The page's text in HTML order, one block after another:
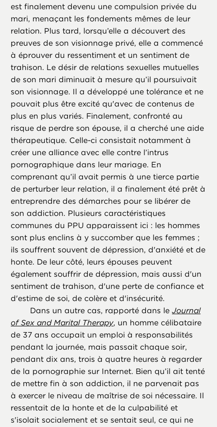
est finalement devenu une compulsion privée du
mari, menaçant les fondements mêmes de leur
relation. Plus tard, lorsqu’elle a découvert des
preuves de son visionnage privé, elle a commencé
à éprouver du ressentiment et un sentiment de
trahison. Le désir de relations sexuelles mutuelles
de son mari diminuait à mesure qu’il poursuivait
son visionnage. Il a développé une tolérance et ne
pouvait plus être excité qu'avec de contenus de
plus en plus variés. Finalement, confronté au
risque de perdre son épouse, il a cherché une aide
thérapeutique. Celle-ci consistait notamment à
créer une alliance avec elle contre l’intrus
pornographique dans leur mariage. En
comprenant qu’il avait permis à une tierce partie
de perturber leur relation, il a finalement été prêt à
entreprendre des démarches pour se libérer de
son addiction. Plusieurs caractéristiques
communes du PPU apparaissent ici : les hommes
sont plus enclins à y succomber que les femmes ;
ils souffrent souvent de dépression, d'anxiété et de
honte. De leur côté, leurs épouses peuvent
également souffrir de dépression, mais aussi d'un
sentiment de trahison, d'une perte de confiance et
d'estime de soi, de colère et d'insécurité.
Dans un autre cas, rapporté dans leJournal
of Sex and Marital Therapy, un homme célibataire
de 37 ans occupait un emploi à responsabilités
pendant la journée, mais passait chaque soir,
pendant dix ans, trois à quatre heures à regarder
de la pornographie sur Internet. Bien qu’il ait tenté
de mettre fin à son addiction, il ne parvenait pas
à exercer le niveau de maîtrise de soi nécessaire. Il
ressentait de la honte et de la culpabilité et
s'isolait socialement et se sentait seul, ce qui ne